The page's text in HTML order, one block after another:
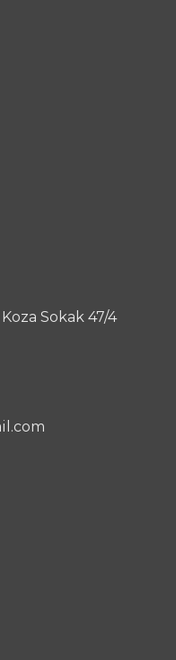
Sokak 47/4